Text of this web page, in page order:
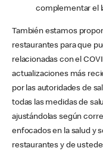
complementar el
También estamos
restaurantes para que
relacionadas con el
actualizaciones más
por las autoridades de
todas las medidas de
ajustándolas según
enfocados en la salud y
restaurantes y de